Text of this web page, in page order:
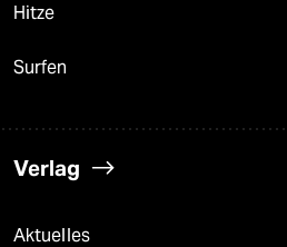
Hitze
Surfen
Verlag
Aktuelles